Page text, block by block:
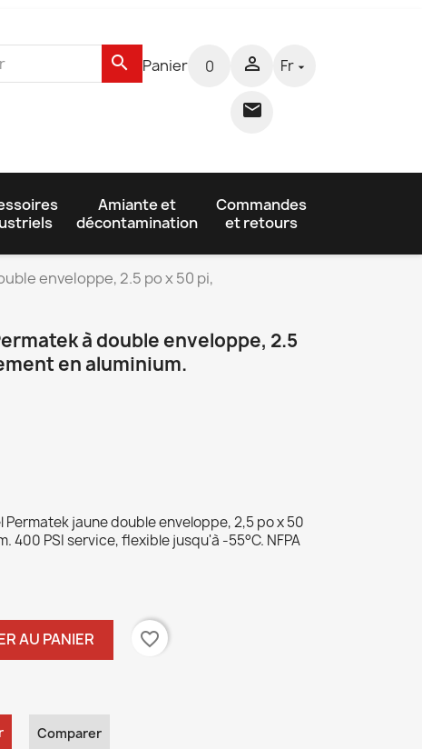
search Panier 0 

Fr 
Amiante et
décontamination
Commandes
et retours
enveloppe, 2.5 po x 50 pi,
à double enveloppe, 2.5
en aluminium.
jaune double enveloppe, 2,5 po x 50
400 PSI service, flexible jusqu'à -55°C. NFPA
AU PANIER favorite_border
Comparer